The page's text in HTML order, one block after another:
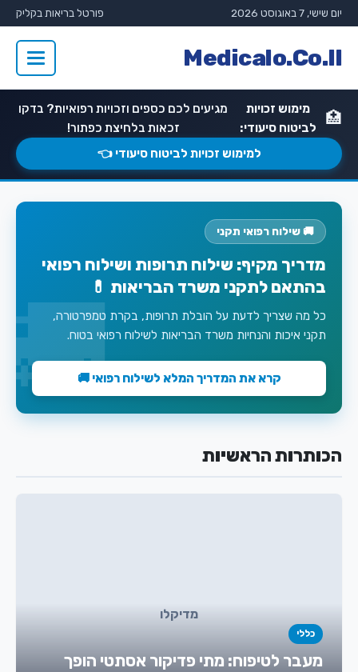
יום שישי, 7 באוגוסט 2026 פורטל בריאות בקליק
Medicalo.Co.Il
🏥
מימוש זכויות
לביטוח סיעודי:
מגיעים לכם כספים וזכויות רפואיות? בדקו
זכאות בלחיצת כפתור!
למימוש זכויות לביטוח סיעודי 👈
🚚 שילוח רפואי תקני
מדריך מקיף: שילוח תרופות ושילוח רפואי
בהתאם לתקני משרד הבריאות 💊
כל מה שצריך לדעת על הובלת תרופות, בקרת טמפרטורה,
תקני איכות והנחיות משרד הבריאות לשילוח רפואי בטוח.
קרא את המדריך המלא לשילוח רפואי 🚚
הכותרות הראשיות
מדיקלו
כללי
מעבר לטיפוח: מתי פדיקור אסתטי הופך